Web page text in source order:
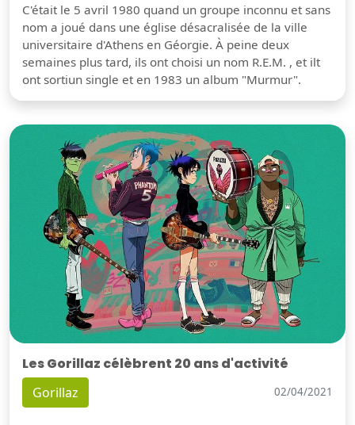
C'était le 5 avril 1980 quand un groupe inconnu et sans
nom a joué dans une église désacralisée de la ville
universitaire d'Athens en Géorgie. À peine deux
semaines plus tard, ils ont choisi un nom R.E.M. , et ilt
ont sortiun single et en 1983 un album "Murmur".
Les Gorillaz célèbrent 20 ans d'activité
Gorillaz 02/04/2021